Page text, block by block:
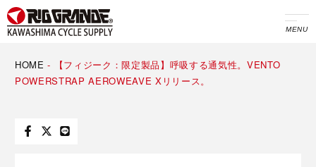
MENU
HOME -
【フィジーク：限定製品】呼吸する通気性。VENTO
POWERSTRAP AEROWEAVE Xリリース。